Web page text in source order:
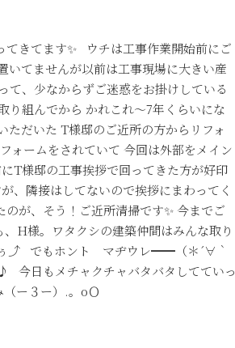
てきてます✨ ウチは工事作業開始前にご
いてませんが以前は工事現場に大きい産
て、少なからずご迷惑をお掛けしている
り組んでから かれこれ～7年くらいにな
だいた T様邸のご近所の方からリフォ
ームをされていて 今回は外部をメイン
T様邸の工事挨拶で回ってきた方が好印
、隣接はしてないので挨拶にまわってく
が、そう！ご近所清掃です✨ 今までご
H様。ワタクシの建築仲間はみんな取り
ぅ⤴ でもホント マヂウレ━━（＊´∀｀
今日もメチャクチャバタバタしてていっ
ー３ー）.。oＯ